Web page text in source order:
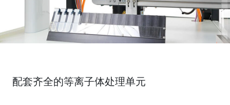
配套齐全的等离子体处理单元